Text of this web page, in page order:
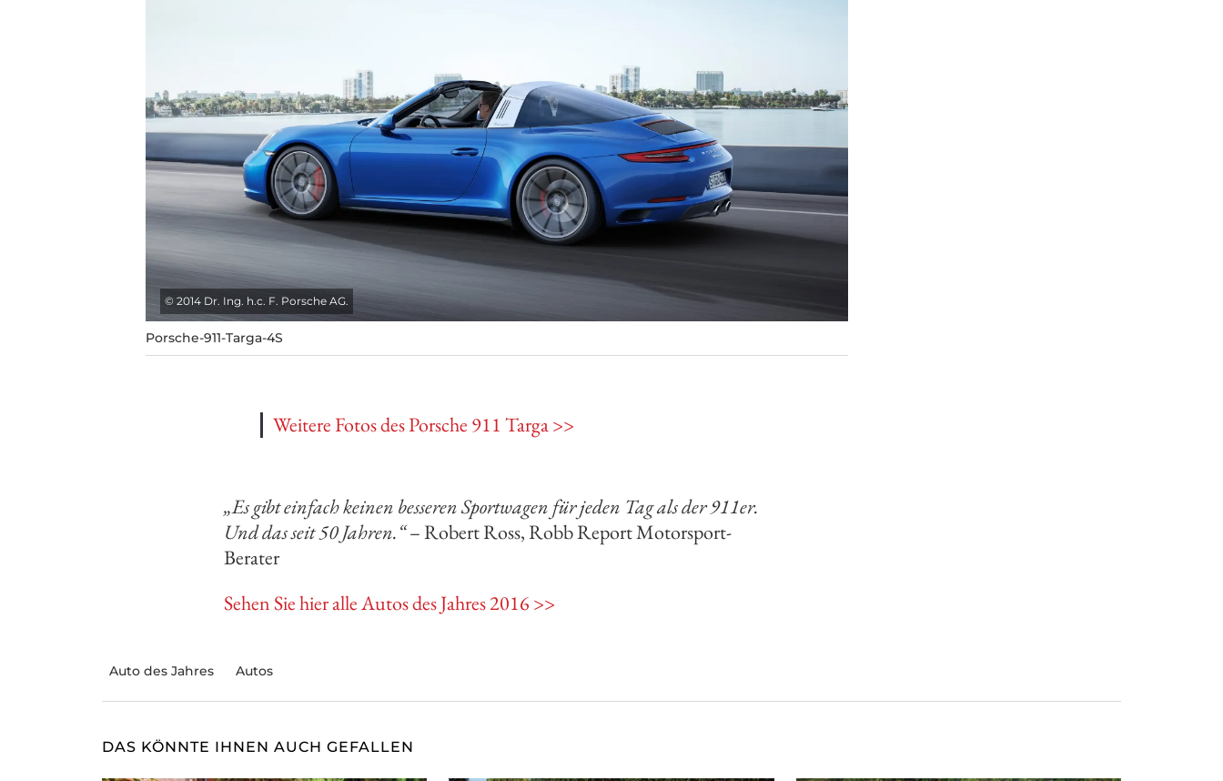
© 2014 Dr. Ing. h.c. F. Porsche AG.
Porsche-911-Targa-4S
Weitere Fotos des Porsche 911 Targa >>
„Es gibt einfach keinen besseren Sportwagen für jeden Tag als der 911er.
Und das seit 50 Jahren.“– Robert Ross, Robb Report Motorsport-
Berater
Sehen Sie hier alle Autos des Jahres 2016 >>​​
Auto des Jahres Autos
DAS KÖNNTE IHNEN AUCH GEFALLEN